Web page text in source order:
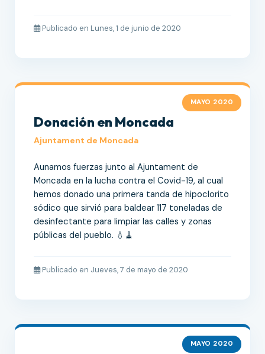
Publicado en Lunes, 1 de junio de 2020
MAYO 2020
Donación en Moncada
Ajuntament de Moncada
Aunamos fuerzas junto al Ajuntament de
Moncada en la lucha contra el Covid-19, al cual
hemos donado una primera tanda de hipoclorito
sódico que sirvió para baldear 117 toneladas de
desinfectante para limpiar las calles y zonas
públicas del pueblo. 💧🧹
Publicado en Jueves, 7 de mayo de 2020
MAYO 2020